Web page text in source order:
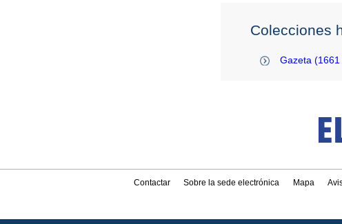
Colecciones
Gazeta
Contactar Sobre la sede electrónica Mapa